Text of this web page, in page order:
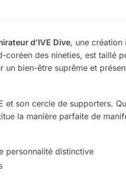
d’IVE Dive, une création
des nineties, est taillé
bien-être suprême et
et son cercle de supporters.
la manière parfaite de
personnalité distinctive